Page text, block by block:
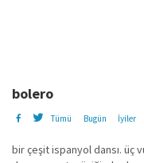
bolero
Tümü Bugün İyiler
bir çeşit ispanyol dansı. üç